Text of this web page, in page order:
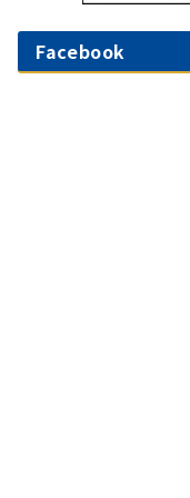
Facebook